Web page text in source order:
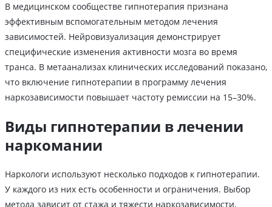
В медицинском сообществе гипнотерапия признана
эффективным вспомогательным методом лечения
зависимостей. Нейровизуализация демонстрирует
специфические изменения активности мозга во время
транса. В метаанализах клинических исследований показано,
что включение гипнотерапии в программу лечения
наркозависимости повышает частоту ремиссии на 15–30%.
Виды гипнотерапии в лечении
наркомании
Наркологи используют несколько подходов к гипнотерапии.
У каждого из них есть особенности и ограничения. Выбор
метода зависит от стажа и тяжести наркозависимости,